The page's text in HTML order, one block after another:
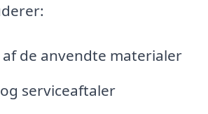
de anvendte materialer
serviceaftaler